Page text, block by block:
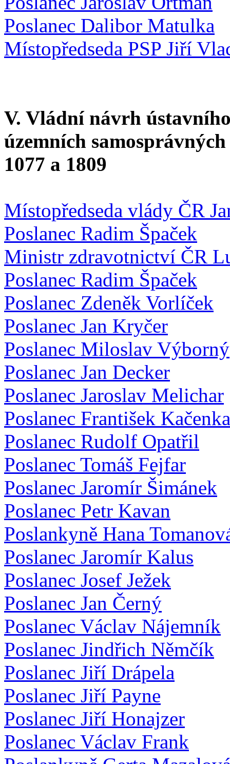
Poslanec Dalibor Matulka
Místopředseda PSP Jiří
V. Vládní návrh
územních
1077 a 1809
Místopředseda vlády ČR
Poslanec Radim Špaček
Ministr zdravotnictví ČR
Poslanec Radim Špaček
Poslanec Zdeněk Vorlíček
Poslanec Jan Kryčer
Poslanec Miloslav Výborný
Poslanec Jan Decker
Poslanec Jaroslav Melichar
Poslanec František Kačenka
Poslanec Rudolf Opatřil
Poslanec Tomáš Fejfar
Poslanec Jaromír Šimánek
Poslanec Petr Kavan
Poslankyně Hana
Poslanec Jaromír Kalus
Poslanec Josef Ježek
Poslanec Jan Černý
Poslanec Václav Nájemník
Poslanec Jindřich Němčík
Poslanec Jiří Drápela
Poslanec Jiří Payne
Poslanec Jiří Honajzer
Poslanec Václav Frank